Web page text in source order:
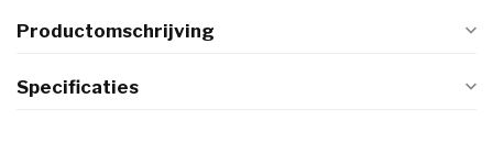
Productomschrijving
Specificaties